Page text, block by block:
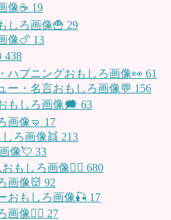
像☕️ 19
しろ画像🍟 29
像🍗 13
438
ハプニングおもしろ画像👀 61
ー・名言おもしろ画像💬 156
もしろ画像🗯 63
画像🤜 17
ろ画像👯 213
像💘 33
もしろ画像🧚‍♀️ 680
画像👹 92
おもしろ画像🎣 17
画像🤹‍♂️ 27